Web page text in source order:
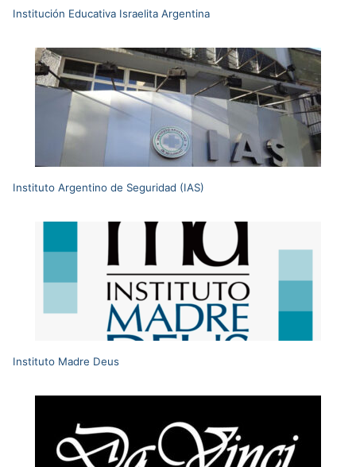
Institución Educativa Israelita Argentina
Instituto Argentino de Seguridad (IAS)
Instituto Madre Deus